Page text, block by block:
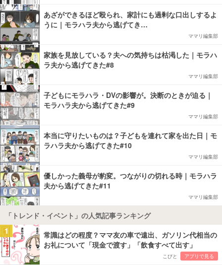
あざができるほど殴られ、家計にも過剰な口出しするよ
うに｜モラハラ夫から逃げてき…
ママリ編集部
家族を見放している？夫への気持ちは枯渇した｜モラハ
ラ夫から逃げてきた#8
ママリ編集部
子どもにモラハラ・DVの影響が。決断のときが迫る｜
モラハラ夫から逃げてきた#9
ママリ編集部
本当に守りたいものは？子どもを連れて家を出た日｜モ
ラハラ夫から逃げてきた#10
ママリ編集部
優しかった義母が豹変。つながりの切れる時｜モラハラ
夫から逃げてきた#11
ママリ編集部
「トレンド・イベント」の人気記事ランキング
1
常識はどの程度？ママ友の車で遠出、ガソリン代相当の
お礼について「現金で渡す」「飲食すべて出す」
こびと アプリで見る